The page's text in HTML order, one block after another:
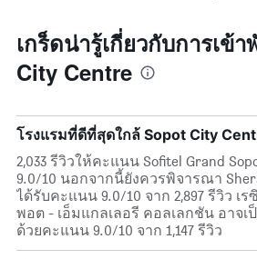
เกร็ดน่ารู้เกี่ยวกับการเข้
City Centre
โรงแรมที่ดีที่สุดใกล้ Sopot City
2,033 รีวิวให้คะแนน Sofitel Grand
9.0/10 นอกจากนี้ยังควรพิจารณา
ได้รับคะแนน 9.0/10 จาก 2,897 รีวิว เ
พอต - เอ็มแกลเลอรี คอลเลกชัน อาจ
ด้วยคะแนน 9.0/10 จาก 1,147 รีวิว